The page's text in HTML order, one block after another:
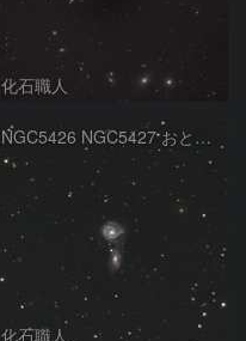
化石職人
NGC5426 NGC5427 おとめ座
化石職人